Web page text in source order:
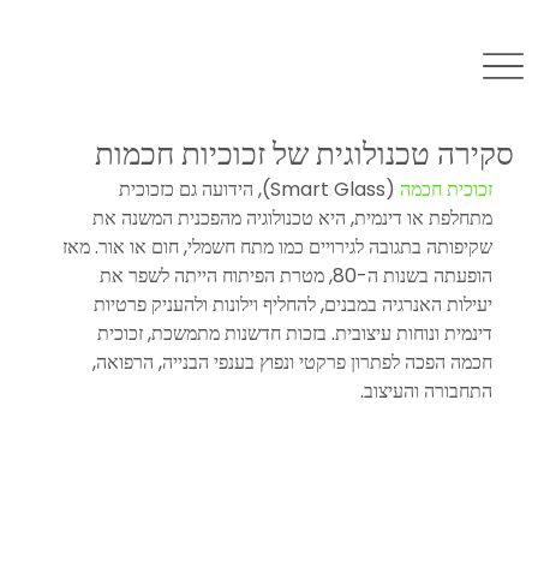
סקירה טכנולוגית של זכוכיות חכמות
זכוכית חכמה
(Smart Glass), הידועה גם כזכוכית
מתחלפת או דינמית, היא טכנולוגיה מהפכנית המשנה את
שקיפותה בתגובה לגירויים כמו מתח חשמלי, חום או אור. מאז
הופעתה בשנות ה-80, מטרת הפיתוח הייתה לשפר את
יעילות האנרגיה במבנים, להחליף וילונות ולהעניק פרטיות
דינמית ונוחות עיצובית. בזכות חדשנות מתמשכת, זכוכית
חכמה הפכה לפתרון פרקטי ונפוץ בענפי הבנייה, הרפואה,
התחבורה והעיצוב.